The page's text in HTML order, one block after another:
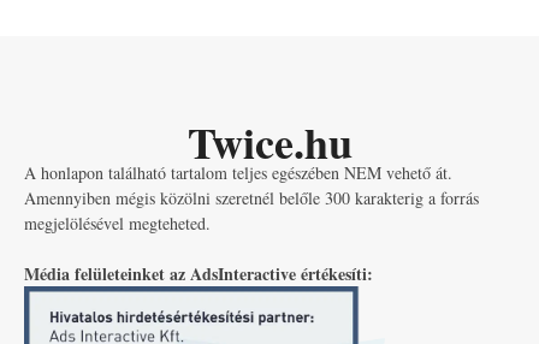
Twice.hu
A honlapon található tartalom teljes egészében NEM vehető át.
Amennyiben mégis közölni szeretnél belőle 300 karakterig a forrás
megjelölésével megteheted.
Média felületeinket az AdsInteractive értékesíti: